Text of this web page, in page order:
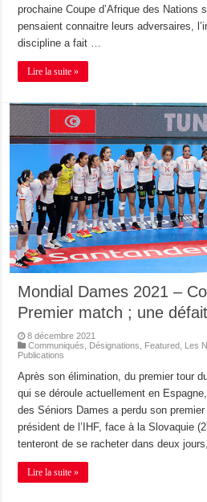
prochaine Coupe d’Afrique des Nations
pensaient connaitre leurs adversaires,
discipline a fait …
Lire la suite »
Mondial Dames 2021 –
Premier match ; une
8 décembre 2021
Communiqués
Désignations Featured Les
Publications
Après son élimination, du premier tour
qui se déroule actuellement en
des Séniors Dames a perdu son
président de l’IHF, face à la Slovaquie
tenteront de se racheter dans deux
Lire la suite »